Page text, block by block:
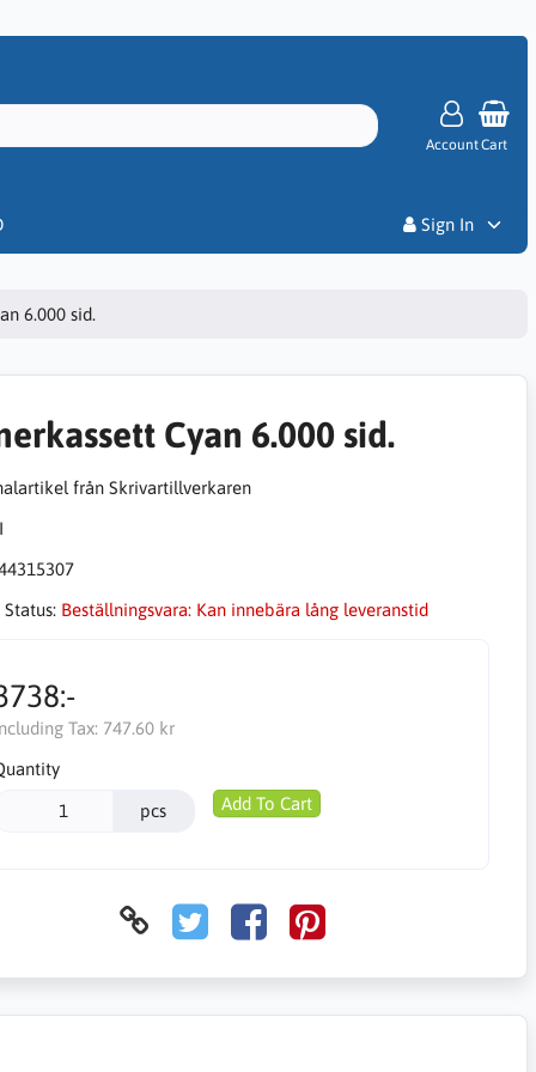
AccountCart
Sign In
6.000 sid.
Cyan 6.000 sid.
från Skrivartillverkaren
Beställningsvara: Kan innebära lång leveranstid
Tax: 747.60 kr
pcs Add To Cart